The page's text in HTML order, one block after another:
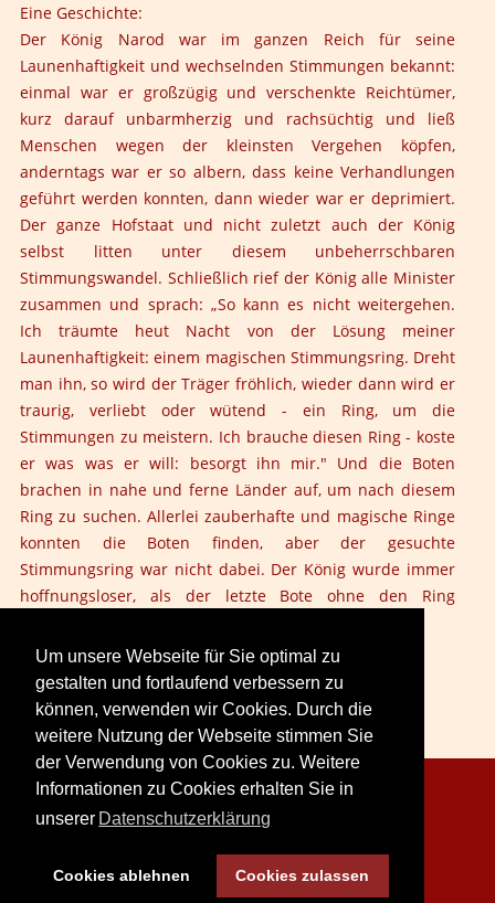
Um unsere Webseite für Sie optimal zu
gestalten und fortlaufend verbessern zu
können, verwenden wir Cookies. Durch die
weitere Nutzung der Webseite stimmen Sie
der Verwendung von Cookies zu. Weitere
Informationen zu Cookies erhalten Sie in
unserer Datenschutzerklärung
Cookies ablehnen Cookies zulassen
Eine Geschichte:
Der König Narod war im ganzen Reich für seine
Launenhaftigkeit und wechselnden Stimmungen bekannt:
einmal war er großzügig und verschenkte Reichtümer,
kurz darauf unbarmherzig und rachsüchtig und ließ
Menschen wegen der kleinsten Vergehen köpfen,
anderntags war er so albern, dass keine Verhandlungen
geführt werden konnten, dann wieder war er deprimiert.
Der ganze Hofstaat und nicht zuletzt auch der König
selbst litten unter diesem unbeherrschbaren
Stimmungswandel. Schließlich rief der König alle Minister
zusammen und sprach: „So kann es nicht weitergehen.
Ich träumte heut Nacht von der Lösung meiner
Launenhaftigkeit: einem magischen Stimmungsring. Dreht
man ihn, so wird der Träger fröhlich, wieder dann wird er
traurig, verliebt oder wütend - ein Ring, um die
Stimmungen zu meistern. Ich brauche diesen Ring - koste
er was was er will: besorgt ihn mir." Und die Boten
brachen in nahe und ferne Länder auf, um nach diesem
Ring zu suchen. Allerlei zauberhafte und magische Ringe
konnten die Boten finden, aber der gesuchte
Stimmungsring war nicht dabei. Der König wurde immer
hoffnungsloser, als der letzte Bote ohne den Ring
Datenschutz